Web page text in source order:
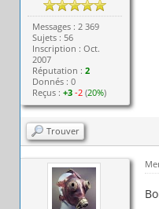
Messages : 2 369
Sujets : 56
Inscription : Oct.
2007
Réputation :2
Donnés : 0
Reçus :+3 -2 (20%)
Trouver